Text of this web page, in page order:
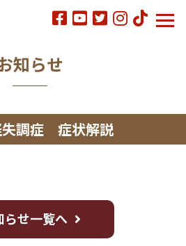
知らせ
失調症 症状解説
らせ一覧へ